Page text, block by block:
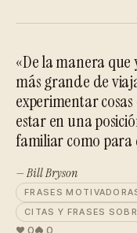
«De la manera que
más grande de
experimentar
estar en una
familiar como
— Bill Bryson
FRASES
CITAS Y FRASES
0 0